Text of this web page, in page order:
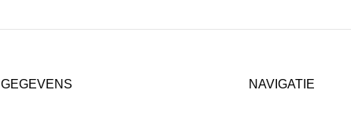
GEGEVENS NAVIGATIE